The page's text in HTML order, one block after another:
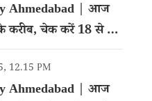
Ahmedabad | आज
करीब, चेक करें 18 से 24
12.15 PM
Ahmedabad | आज